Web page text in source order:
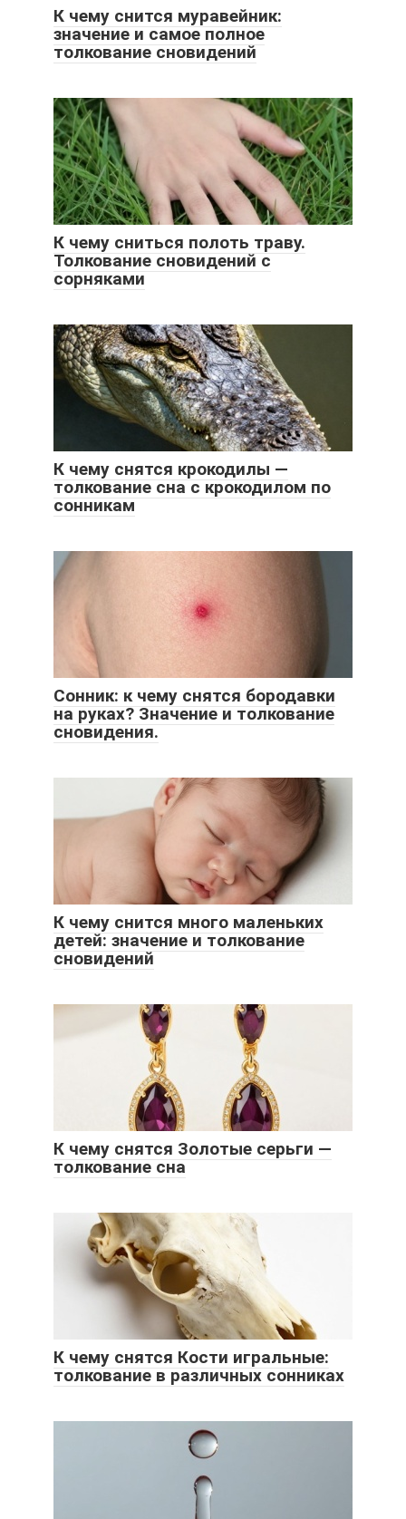
К чему снится муравейник:
значение и самое полное
толкование сновидений
К чему сниться полоть траву.
Толкование сновидений с
сорняками
К чему снятся крокодилы —
толкование сна с крокодилом по
сонникам
Сонник: к чему снятся бородавки
на руках? Значение и толкование
сновидения.
К чему снится много маленьких
детей: значение и толкование
сновидений
К чему снятся Золотые серьги —
толкование сна
К чему снятся Кости игральные:
толкование в различных сонниках